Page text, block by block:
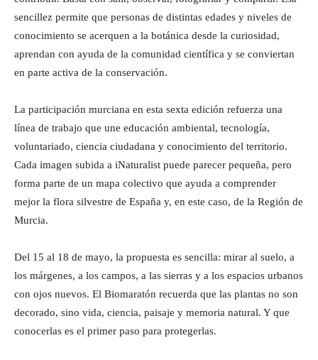
sencillez permite que personas de distintas edades y niveles de
conocimiento se acerquen a la botánica desde la curiosidad,
aprendan con ayuda de la comunidad científica y se conviertan
en parte activa de la conservación.
La participación murciana en esta sexta edición refuerza una
línea de trabajo que une educación ambiental, tecnología,
voluntariado, ciencia ciudadana y conocimiento del territorio.
Cada imagen subida a iNaturalist puede parecer pequeña, pero
forma parte de un mapa colectivo que ayuda a comprender
mejor la flora silvestre de España y, en este caso, de la Región de
Murcia.
Del 15 al 18 de mayo, la propuesta es sencilla: mirar al suelo, a
los márgenes, a los campos, a las sierras y a los espacios urbanos
con ojos nuevos. El Biomaratón recuerda que las plantas no son
decorado, sino vida, ciencia, paisaje y memoria natural. Y que
conocerlas es el primer paso para protegerlas.